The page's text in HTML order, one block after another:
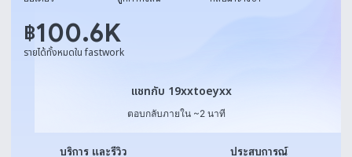
฿100.6K
รายได้ทั้งหมดใน fastwork
แชทกับ 19xxtoeyxx
แชทกับ 19xxtoeyxx
ตอบกลับภายใน ~2 นาที
บริการ และรีวิว ประสบการณ์